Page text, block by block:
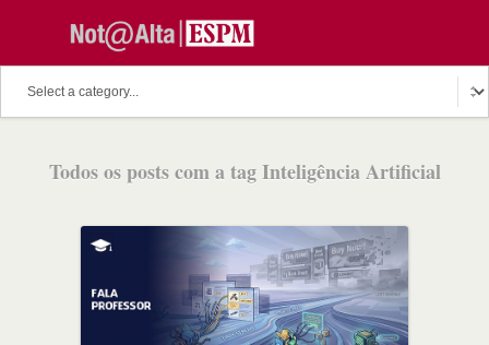
Todos os posts com a tag Inteligência Artificial